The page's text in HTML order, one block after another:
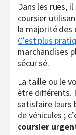
Dans les rues,
coursier
la majorité des
C’est plus
marchandises
sécurisé.
La taille ou le
être différents.
satisfaire leurs
de véhicules ;
coursier